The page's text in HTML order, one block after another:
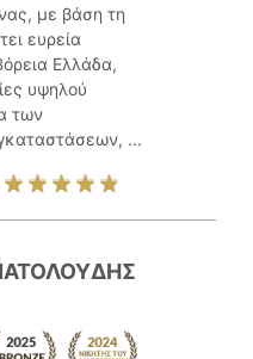
με βάση τη
ευρεία
Ελλάδα,
υψηλού
των
...